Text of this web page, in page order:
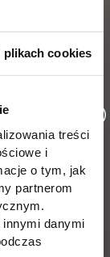
plikach cookies
treści
i
o tym, jak
partnerom
danymi
88 22, e-
w nowej karcie
Wróć